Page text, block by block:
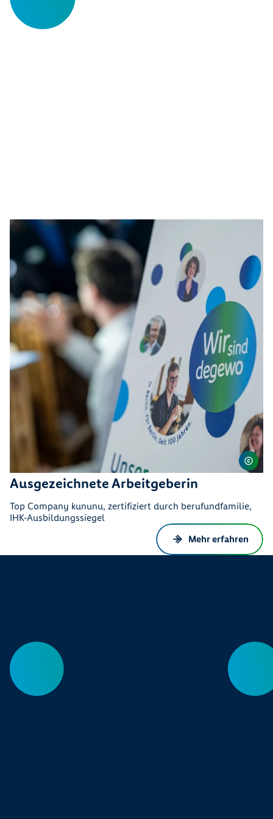
Ausgezeichnete Arbeitgeberin
Top Company kununu, zertifiziert durch berufundfamilie,
IHK-Ausbildungssiegel
Mehr erfahren